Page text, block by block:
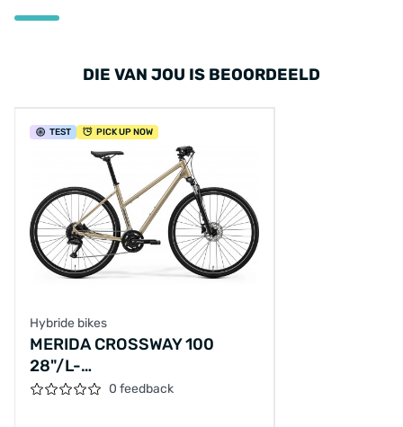
DIE VAN JOU IS BEOORDEELD
TEST PICK UP NOW
Hybride bikes
MERIDA CROSSWAY 100
28"/L-
55CM/18SPEED/CHAMPAGNE/2026/
0 feedback